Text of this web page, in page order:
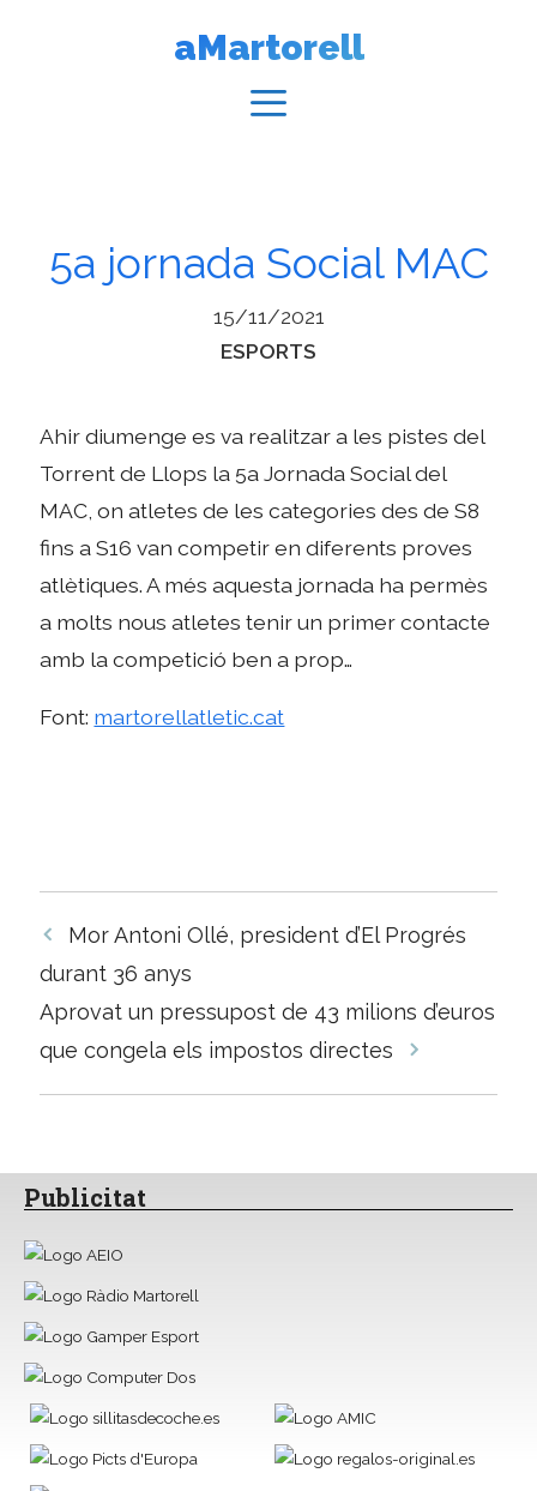
aMartorell
5a jornada Social MAC
15/11/2021
Categories
ESPORTS
Ahir diumenge es va realitzar a les pistes del
Torrent de Llops la 5a Jornada Social del
MAC, on atletes de les categories des de S8
fins a S16 van competir en diferents proves
atlètiques. A més aquesta jornada ha permès
a molts nous atletes tenir un primer contacte
amb la competició ben a prop…
Font: martorellatletic.cat
Navegació
per
entrades
Mor Antoni Ollé, president d’El Progrés
durant 36 anys
Aprovat un pressupost de 43 milions d’euros
que congela els impostos directes
Publicitat